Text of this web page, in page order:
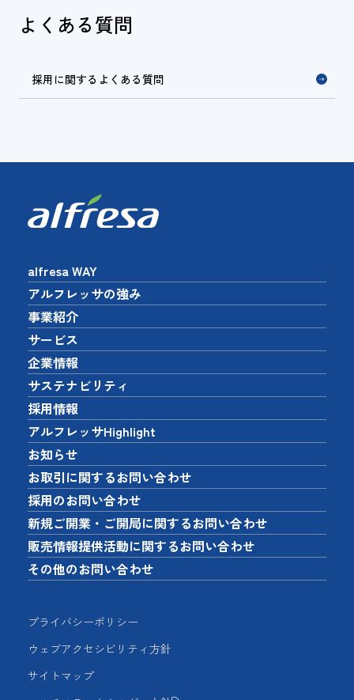
よくある質問
採用に関するよくある質問
alfresa WAY
アルフレッサの強み
事業紹介
サービス
企業情報
サステナビリティ
採用情報
アルフレッサHighlight
お知らせ
お取引に関するお問い合わせ
採用のお問い合わせ
新規ご開業・ご開局に関するお問い合わせ
販売情報提供活動に関するお問い合わせ
その他のお問い合わせ
プライバシーポリシー
ウェブアクセシビリティ方針
サイトマップ